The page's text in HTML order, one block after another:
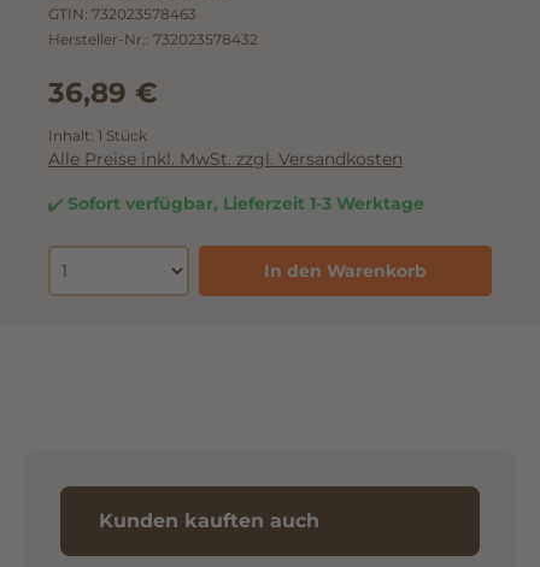
GTIN: 732023578463
Hersteller-Nr.: 732023578432
36,89 €
Inhalt: 1 Stück
Alle Preise inkl. MwSt. zzgl. Versandkosten
Sofort verfügbar, Lieferzeit 1-3 Werktage
In den Warenkorb
Kunden kauften auch